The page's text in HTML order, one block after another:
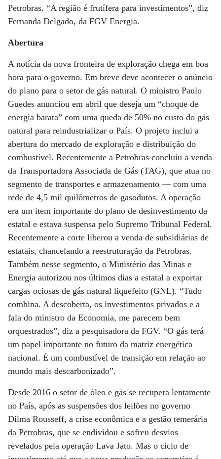
Petrobras. “A região é frutífera para investimentos”, diz
Fernanda Delgado, da FGV Energia.
Abertura
A notícia da nova fronteira de exploração chega em boa
hora para o governo. Em breve deve acontecer o anúncio
do plano para o setor de gás natural. O ministro Paulo
Guedes anunciou em abril que deseja um “choque de
energia barata” com uma queda de 50% no custo do gás
natural para reindustrializar o País. O projeto inclui a
abertura do mercado de exploração e distribuição do
combustível. Recentemente a Petrobras concluiu a venda
da Transportadora Associada de Gás (TAG), que atua no
segmento de transportes e armazenamento — com uma
rede de 4,5 mil quilômetros de gasodutos. A operação
era um item importante do plano de desinvestimento da
estatal e estava suspensa pelo Supremo Tribunal Federal.
Recentemente a corte liberou a venda de subsidiárias de
estatais, chancelando a reestruturação da Petrobras.
Também nesse segmento, o Ministério das Minas e
Energia autorizou nos últimos dias a estatal a exportar
cargas ociosas de gás natural liquefeito (GNL). “Tudo
combina. A descoberta, os investimentos privados e a
fala do ministro da Economia, me parecem bem
orquestrados”, diz a pesquisadora da FGV. “O gás terá
um papel importante no futuro da matriz energética
nacional. É um combustível de transição em relação ao
mundo mais descarbonizado”.
Desde 2016 o setor de óleo e gás se recupera lentamente
no País, após as suspensões dos leilões no governo
Dilma Rousseff, a crise econômica e a gestão temerária
da Petrobras, que se endividou e sofreu desvios
revelados pela operação Lava Jato. Mas o ciclo de